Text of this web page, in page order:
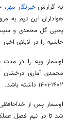
به گزارشخبرنگار مهر،
هواداران این تیم به
یحیی گل محمدی و
حاشیه را در لابلای
اوسمار ویه را در
محمدی آماری درخشان
۱۴۰۲-۱۴۰۱ داشته باشد.
اوسمار پس از
شد تا در نیم فصل